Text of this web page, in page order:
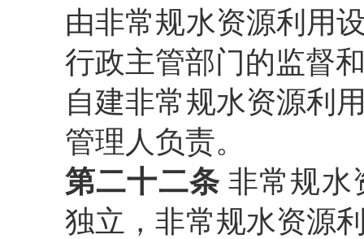
由非常规水资源利用
行政主管部门的监督
自建非常规水资源利
管理人负责。
第二十二条 非常规水
独立，非常规水资源